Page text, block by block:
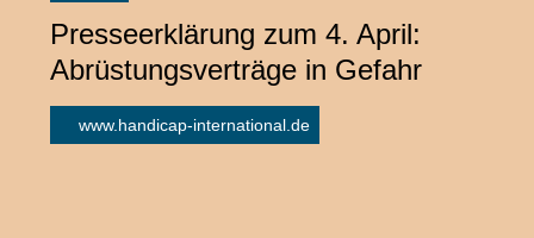
Presseerklärung zum 4. April:
Abrüstungsverträge in Gefahr
www.handicap-international.de